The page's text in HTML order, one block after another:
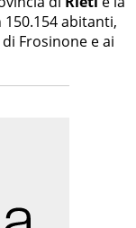
abitanti,
Frosinone e ai